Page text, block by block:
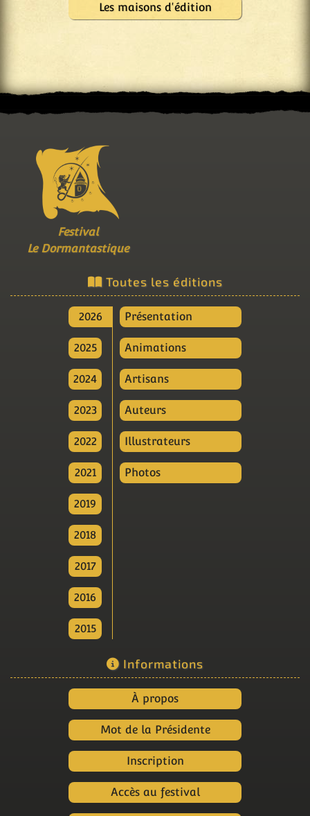
Les maisons d'édition
Festival
Le Dormantastique
Toutes les éditions
2026
2025
2024
2023
2022
2021
2019
2018
2017
2016
2015
Présentation
Animations
Artisans
Auteurs
Illustrateurs
Photos
Informations
À propos
Mot de la Présidente
Inscription
Accès au festival